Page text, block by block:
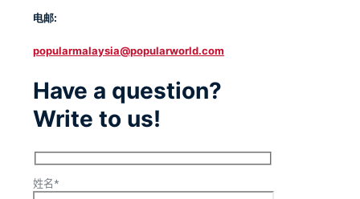
电邮:
popularmalaysia@popularworld.com
Have a question?
Write to us!
姓名*